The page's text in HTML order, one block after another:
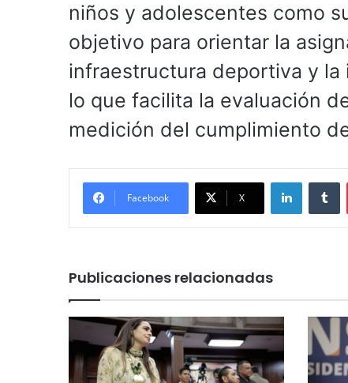
niños y adolescentes como
objetivo para orientar la
infraestructura deportiva y
lo que facilita la evaluación
medición del cumplimiento
Facebook X
LinkedIn
Publicaciones relacionadas